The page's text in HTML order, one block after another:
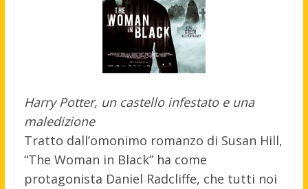
Harry Potter, un castello infestato e una
maledizione
Tratto dall’omonimo romanzo di Susan Hill,
“The Woman in Black” ha come
protagonista Daniel Radcliffe, che tutti noi